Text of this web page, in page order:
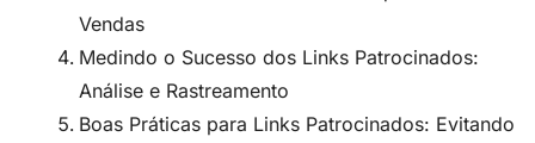
Vendas
Medindo o Sucesso dos Links Patrocinados:
Análise e Rastreamento
Boas Práticas para Links Patrocinados: Evitando